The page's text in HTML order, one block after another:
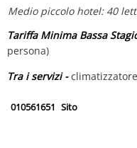
Medio piccolo hotel: 40
Tariffa Minima Bassa
persona)
Tra i servizi -climatizzatore
010561651 Sito